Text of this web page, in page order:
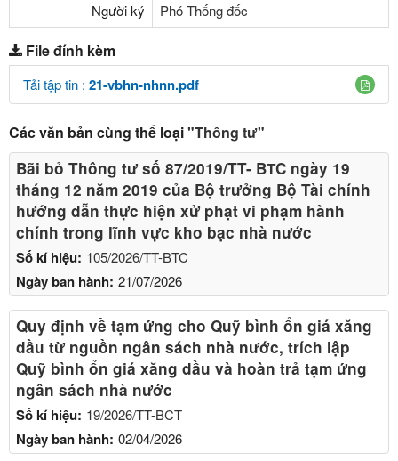
Người ký
Phó Thống đốc
File đính kèm
Tải tập tin : 21-vbhn-nhnn.pdf
Các văn bản cùng thể loại"Thông tư"
Số kí hiệu: 105/2026/TT-BTC
Ngày ban hành: 21/07/2026
Bãi bỏ Thông tư số 87/2019/TT- BТC ngày 19
tháng 12 năm 2019 của Bộ trưởng Bộ Tài chính
hướng dẫn thực hiện xử phạt vi phạm hành
chính trong lĩnh vực kho bạc nhà nước
Số kí hiệu: 19/2026/TT-BCT
Ngày ban hành: 02/04/2026
Quy định về tạm ứng cho Quỹ bình ổn giá xăng
dầu từ nguồn ngân sách nhà nước, trích lập
Quỹ bình ổn giá xăng dầu và hoàn trả tạm ứng
ngân sách nhà nước